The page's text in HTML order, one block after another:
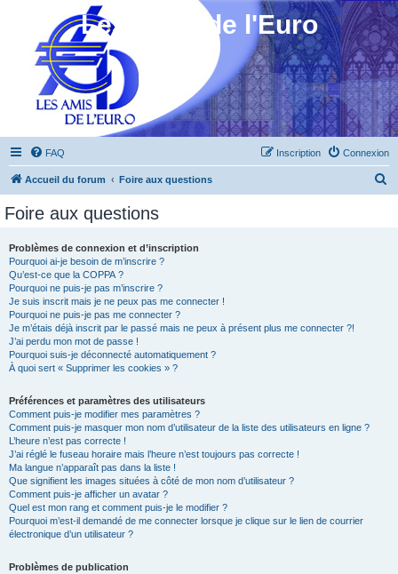
Les Amis de l'Euro
FAQ Connexion
Inscription
Accueil du forum Foire aux questions
Foire aux questions
Problèmes de connexion et d’inscription
Pourquoi ai-je besoin de m’inscrire ?
Qu’est-ce que la COPPA ?
Pourquoi ne puis-je pas m’inscrire ?
Je suis inscrit mais je ne peux pas me connecter !
Pourquoi ne puis-je pas me connecter ?
Je m’étais déjà inscrit par le passé mais ne peux à présent plus me connecter ?!
J’ai perdu mon mot de passe !
Pourquoi suis-je déconnecté automatiquement ?
À quoi sert « Supprimer les cookies » ?
Préférences et paramètres des utilisateurs
Comment puis-je modifier mes paramètres ?
Comment puis-je masquer mon nom d’utilisateur de la liste des utilisateurs en ligne ?
L’heure n’est pas correcte !
J’ai réglé le fuseau horaire mais l’heure n’est toujours pas correcte !
Ma langue n’apparaît pas dans la liste !
Que signifient les images situées à côté de mon nom d’utilisateur ?
Comment puis-je afficher un avatar ?
Quel est mon rang et comment puis-je le modifier ?
Pourquoi m’est-il demandé de me connecter lorsque je clique sur le lien de courrier
électronique d’un utilisateur ?
Problèmes de publication